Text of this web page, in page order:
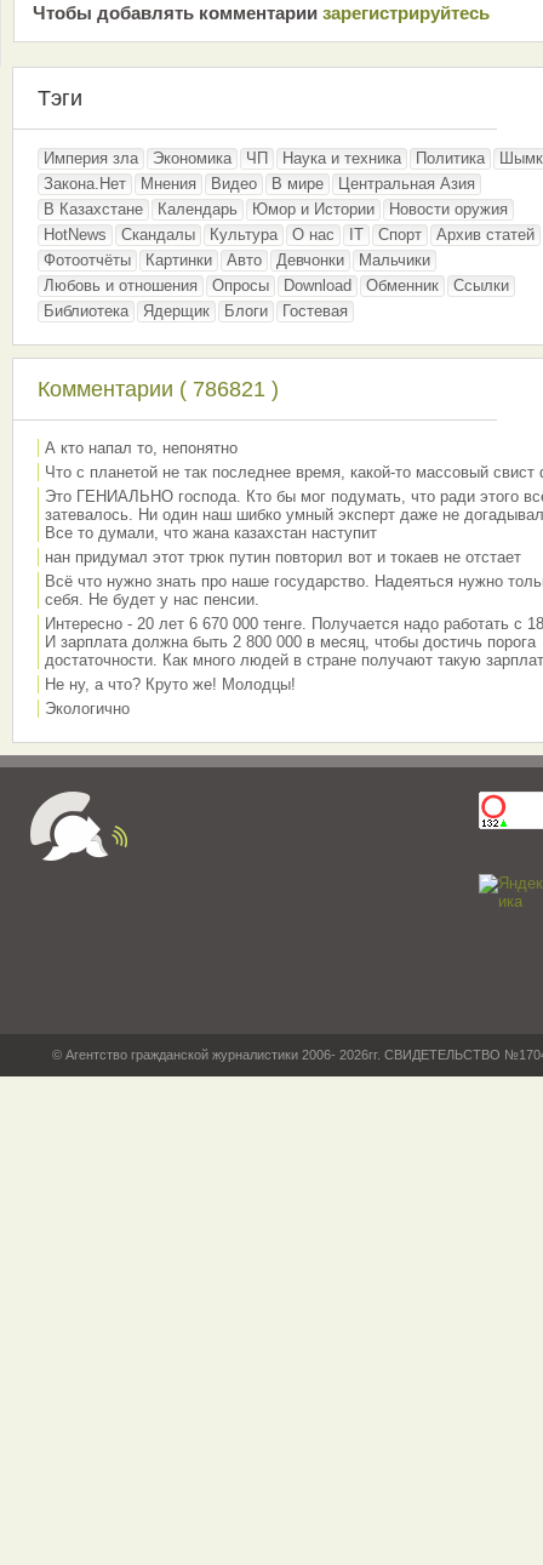
Чтобы добавлять комментарии зарeгиcтрирyйтeсь
Тэги
Империя зла Экономика ЧП Наука и техника Политика
Закона.Нет
Мнения Видео В мире
Центральная Азия
В Казахстане
Календарь Юмор и Истории
Новости оружия
HotNews
Скандалы Культура О нас IT Спорт
Архив статей
Фотоотчёты
Картинки Авто Девчонки
Мальчики
Любовь и отношения
Опросы Download Обменник
Ссылки
Библиотека
Ядерщик Блоги Гостевая
Комментарии ( 786821 )
А кто напал то, непонятно
Что с планетой не так последнее время, какой-то массовый свист
Это ГЕНИАЛЬНО господа. Кто бы мог подумать, что ради этого
затевалось. Ни один наш шибко умный эксперт даже не
Все то думали, что жана казахстан наступит
нан придумал этот трюк путин повторил вот и токаев не отстает
Всё что нужно знать про наше государство. Надеяться нужно
себя. Не будет у нас пенсии.
Интересно - 20 лет 6 670 000 тенге. Получается надо работать с
И зарплата должна быть 2 800 000 в месяц, чтобы достичь порога
достаточности. Как много людей в стране получают такую
Не ну, а что? Круто же! Молодцы!
Экологично
© Агентство гражданской журналистики 2006- 2026гг. СВИДЕТЕЛЬСТВО